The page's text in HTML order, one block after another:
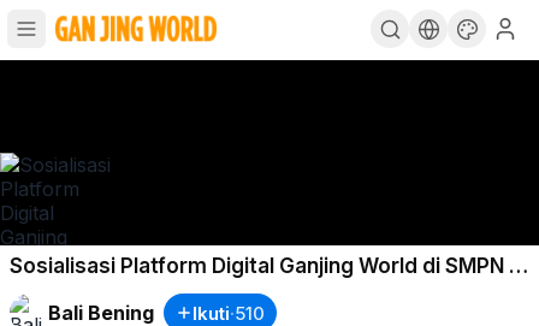
Sosialisasi Platform Digital Ganjing World di SMPN 2
SUSUT Bangli.
Bali Bening
Ikuti·510